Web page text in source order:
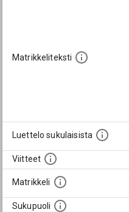
Matrikkeliteksti
Luettelo sukulaisista
Viitteet
Matrikkeli
Sukupuoli